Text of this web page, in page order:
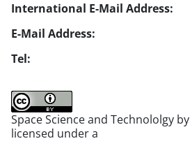
International E-Mail Address:
E-Mail Address:
Tel:
Space Science and Technololgy by
licensed under a